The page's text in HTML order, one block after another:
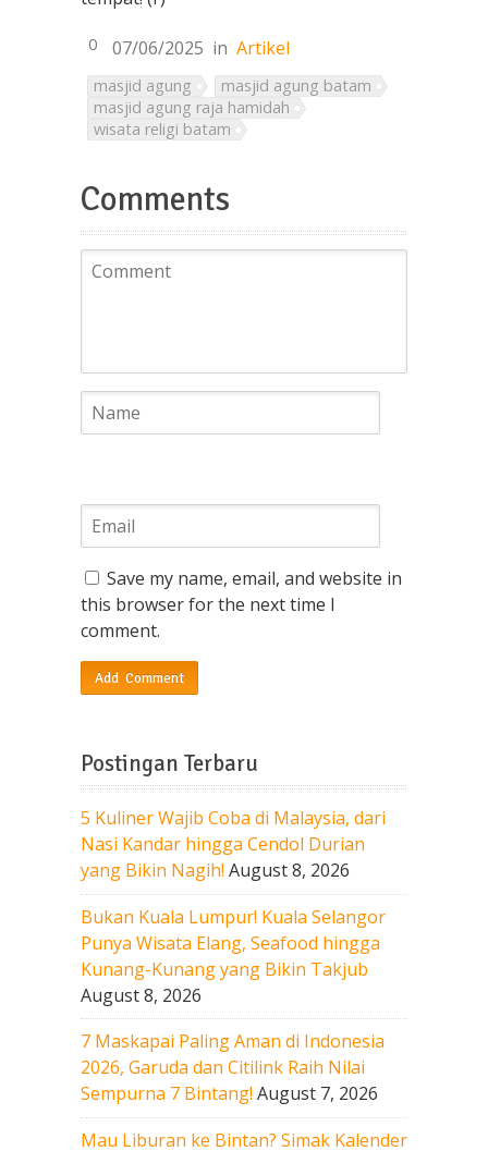
0 07/06/2025 in Artikel
masjid agung
masjid agung batam
masjid agung raja hamidah
wisata religi batam
Comments
Save my name, email, and website in
this browser for the next time I
comment.
Postingan Terbaru
5 Kuliner Wajib Coba di Malaysia, dari
Nasi Kandar hingga Cendol Durian
yang Bikin Nagih! August 8, 2026
Bukan Kuala Lumpur! Kuala Selangor
Punya Wisata Elang, Seafood hingga
Kunang-Kunang yang Bikin Takjub
August 8, 2026
7 Maskapai Paling Aman di Indonesia
2026, Garuda dan Citilink Raih Nilai
Sempurna 7 Bintang! August 7, 2026
Mau Liburan ke Bintan? Simak Kalender